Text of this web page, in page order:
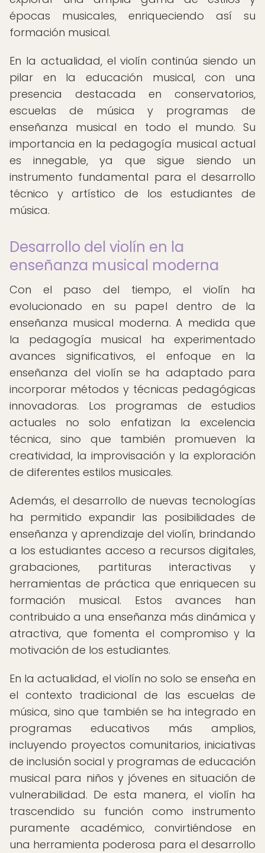
épocas musicales, enriqueciendo así su
formación musical.
En la actualidad, el violín continúa siendo un
pilar en la educación musical, con una
presencia destacada en conservatorios,
escuelas de música y programas de
enseñanza musical en todo el mundo. Su
importancia en la pedagogía musical actual
es innegable, ya que sigue siendo un
instrumento fundamental para el desarrollo
técnico y artístico de los estudiantes de
música.
Desarrollo del violín en la
enseñanza musical moderna
Con el paso del tiempo, el violín ha
evolucionado en su papel dentro de la
enseñanza musical moderna. A medida que
la pedagogía musical ha experimentado
avances significativos, el enfoque en la
enseñanza del violín se ha adaptado para
incorporar métodos y técnicas pedagógicas
innovadoras. Los programas de estudios
actuales no solo enfatizan la excelencia
técnica, sino que también promueven la
creatividad, la improvisación y la exploración
de diferentes estilos musicales.
Además, el desarrollo de nuevas tecnologías
ha permitido expandir las posibilidades de
enseñanza y aprendizaje del violín, brindando
a los estudiantes acceso a recursos digitales,
grabaciones, partituras interactivas y
herramientas de práctica que enriquecen su
formación musical. Estos avances han
contribuido a una enseñanza más dinámica y
atractiva, que fomenta el compromiso y la
motivación de los estudiantes.
En la actualidad, el violín no solo se enseña en
el contexto tradicional de las escuelas de
música, sino que también se ha integrado en
programas educativos más amplios,
incluyendo proyectos comunitarios, iniciativas
de inclusión social y programas de educación
musical para niños y jóvenes en situación de
vulnerabilidad. De esta manera, el violín ha
trascendido su función como instrumento
puramente académico, convirtiéndose en
una herramienta poderosa para el desarrollo